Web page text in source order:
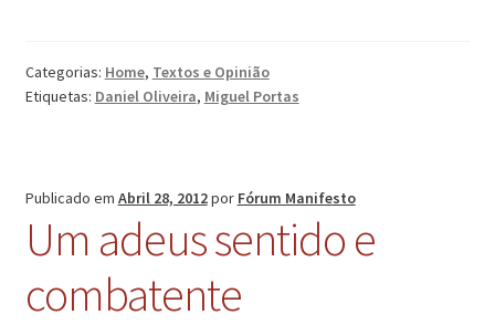
Categorias: Home, Textos e Opinião
Etiquetas: Daniel Oliveira, Miguel Portas
Publicado em Abril 28, 2012por Fórum Manifesto
Um adeus sentido e
combatente